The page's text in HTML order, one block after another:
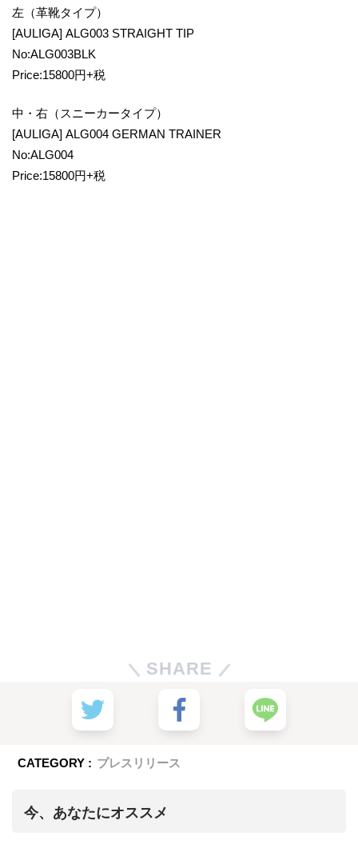
左（革靴タイプ）
[AULIGA] ALG003 STRAIGHT TIP
No:ALG003BLK
Price:15800円+税
中・右（スニーカータイプ）
[AULIGA] ALG004 GERMAN TRAINER
No:ALG004
Price:15800円+税
SHARE
CATEGORY : プレスリリース
今、あなたにオススメ